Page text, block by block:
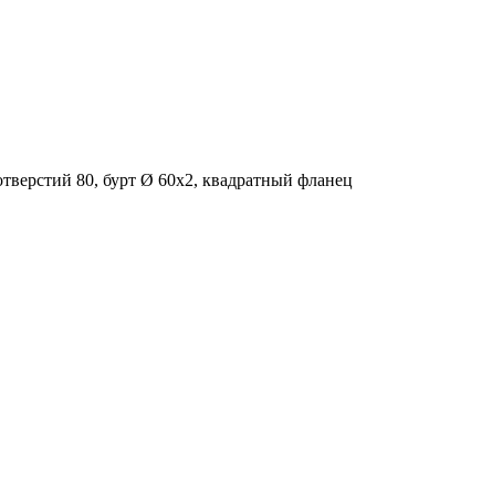
80, бурт Ø 60х2, квадратный фланец